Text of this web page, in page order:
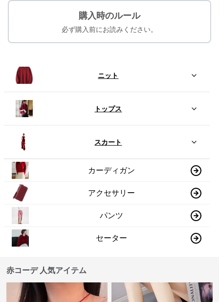
購入時のルール
必ず購入前にお読みください。
ニット
トップス
スカート
カーディガン
アクセサリー
パンツ
セーター
赤コーデ 人気アイテム